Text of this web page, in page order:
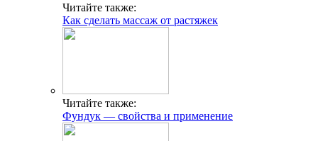
Читайте также:
Как сделать массаж от растяжек
Читайте также:
Фундук — свойства и применение